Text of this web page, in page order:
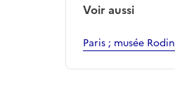
Voir aussi
Paris ; musée Rodin